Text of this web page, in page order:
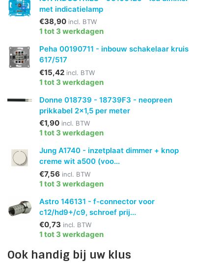
met indicatielamp
€38,90 incl. BTW
1 tot 3 werkdagen
Peha 00190711 - inbouw schakelaar kruis
617/517
€15,42 incl. BTW
1 tot 3 werkdagen
Donne 018739 - 18739F3 - neopreen
prikkabel 2x1,5 per meter
€1,90 incl. BTW
1 tot 3 werkdagen
Jung A1740 - inzetplaat dimmer + knop
creme wit a500 (voo...
€7,56 incl. BTW
1 tot 3 werkdagen
Astro 146131 - f-connector voor
c12/hd9+/c9, schroef prij...
€0,73 incl. BTW
1 tot 3 werkdagen
Ook handig bij uw klus